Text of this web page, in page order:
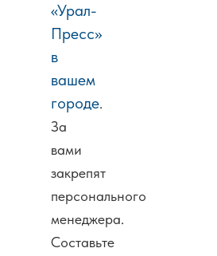
«Урал-
Пресс»
в
вашем
городе.
За
вами
закрепят
персонального
менеджера.
Составьте